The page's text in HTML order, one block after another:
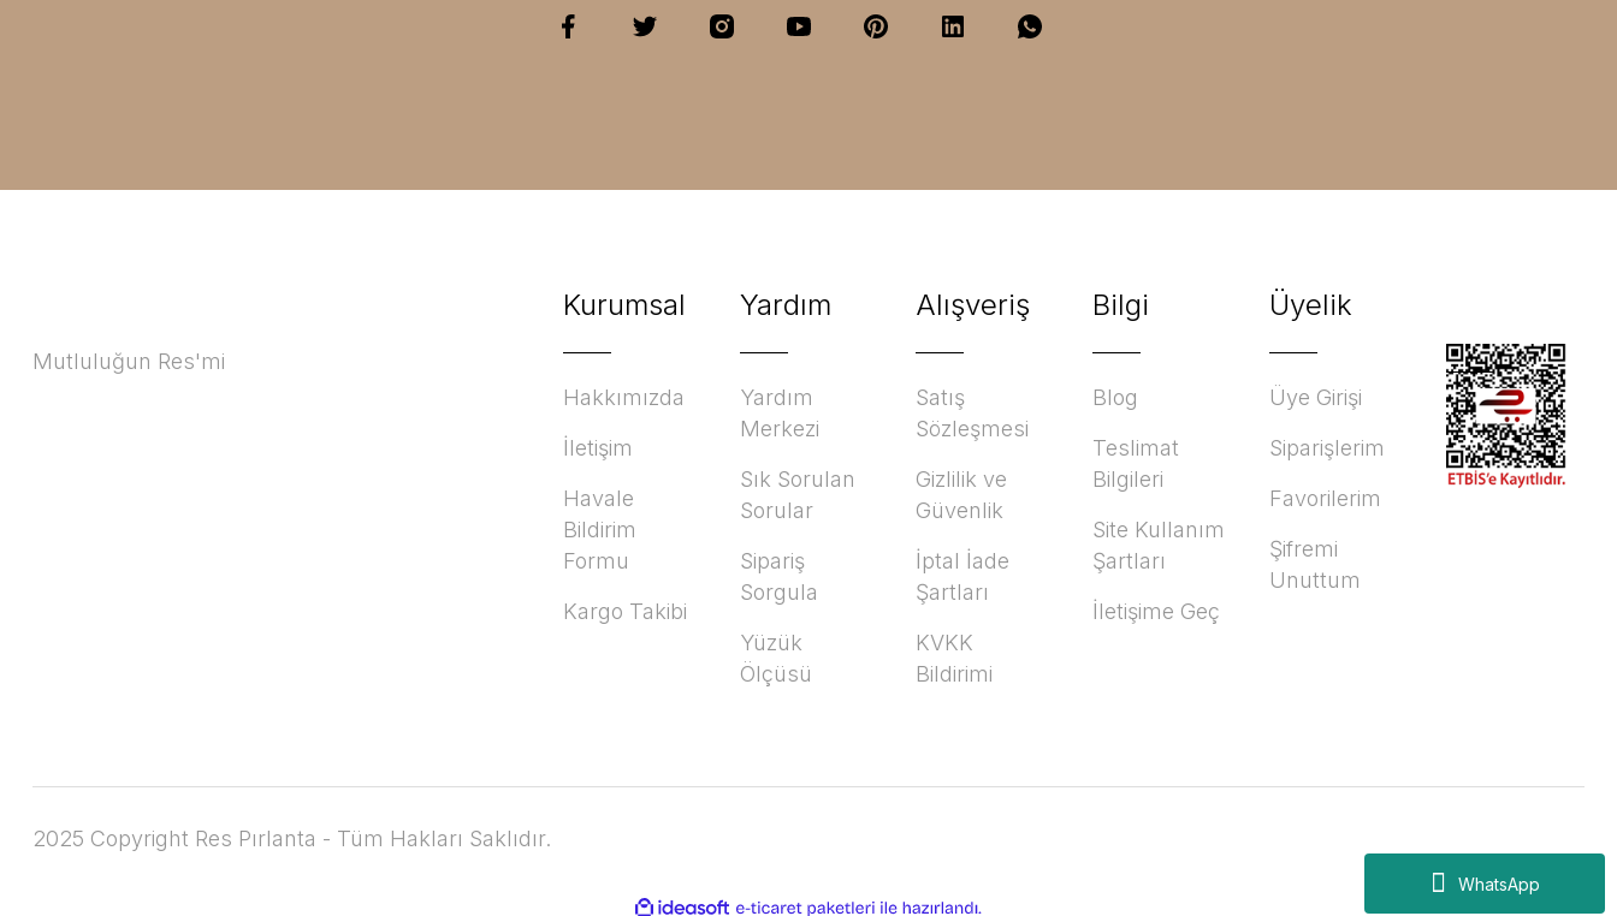
WhatsApp
Mutluluğun Res'mi
Kurumsal
Hakkımızda
İletişim
Havale
Bildirim
Formu
Kargo Takibi
Yardım
Yardım
Merkezi
Sık Sorulan
Sorular
Sipariş
Sorgula
Yüzük
Ölçüsü
Alışveriş
Satış
Sözleşmesi
Gizlilik ve
Güvenlik
İptal İade
Şartları
KVKK
Bildirimi
Bilgi
Blog
Teslimat
Bilgileri
Site Kullanım
Şartları
İletişime Geç
Üyelik
Üye Girişi
Siparişlerim
Favorilerim
Şifremi
Unuttum
2025 Copyright Res Pırlanta - Tüm Hakları Saklıdır.
ideasoft e-